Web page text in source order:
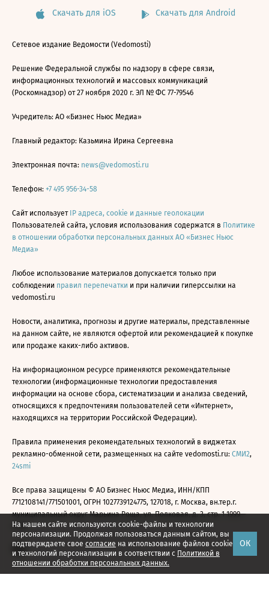
На нашем сайте используются cookie-файлы и технологии
персонализации. Продолжая пользоваться данным сайтом, вы
подтверждаете свое согласие на использование файлов cookie
и технологий персонализации в соответствии с Политикой в
отношении обработки персональных данных.
ОК
Скачать для iOS Скачать для Android
Сетевое издание Ведомости (Vedomosti)
Решение Федеральной службы по надзору в сфере связи,
информационных технологий и массовых коммуникаций
(Роскомнадзор) от 27 ноября 2020 г. ЭЛ № ФС 77-79546
Учредитель: АО «Бизнес Ньюс Медиа»
Главный редактор: Казьмина Ирина Сергеевна
Электронная почта: news@vedomosti.ru
Телефон: +7 495 956-34-58
Сайт использует IP адреса, cookie и данные геолокации
Пользователей сайта, условия использования содержатся в Политике
в отношении обработки персональных данных АО «Бизнес Ньюс
Медиа»
Любое использование материалов допускается только при
соблюдении правил перепечатки и при наличии гиперссылки на
vedomosti.ru
Новости, аналитика, прогнозы и другие материалы, представленные
на данном сайте, не являются офертой или рекомендацией к покупке
или продаже каких-либо активов.
На информационном ресурсе применяются рекомендательные
технологии (информационные технологии предоставления
информации на основе сбора, систематизации и анализа сведений,
относящихся к предпочтениям пользователей сети «Интернет»,
находящихся на территории Российской Федерации).
Правила применения рекомендательных технологий в виджетах
рекламно-обменной сети, размещенных на сайте vedomosti.ru: СМИ2,
24smi
Все права защищены © АО Бизнес Ньюс Медиа, ИНН/КПП
7712108141/771501001, ОГРН 1027739124775, 127018, г. Москва, вн.тер.г.
муниципальный округ Марьина Роща, ул. Полковая, д. 3, стр. 1 1999—
2026